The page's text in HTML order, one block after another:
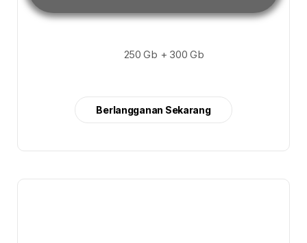
250 Gb + 300 Gb
Berlangganan Sekarang